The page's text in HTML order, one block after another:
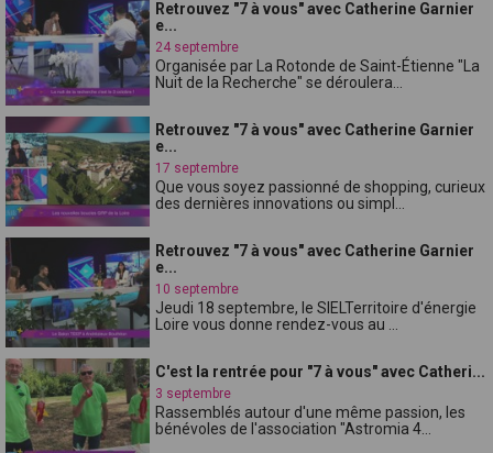
Retrouvez "7 à vous" avec Catherine Garnier
e...
24 septembre
Organisée par La Rotonde de Saint-Étienne "La
Nuit de la Recherche" se déroulera...
Retrouvez "7 à vous" avec Catherine Garnier
e...
17 septembre
Que vous soyez passionné de shopping, curieux
des dernières innovations ou simpl...
Retrouvez "7 à vous" avec Catherine Garnier
e...
10 septembre
Jeudi 18 septembre, le SIELTerritoire d'énergie
Loire vous donne rendez-vous au ...
C'est la rentrée pour "7 à vous" avec Catheri...
3 septembre
Rassemblés autour d'une même passion, les
bénévoles de l'association "Astromia 4...